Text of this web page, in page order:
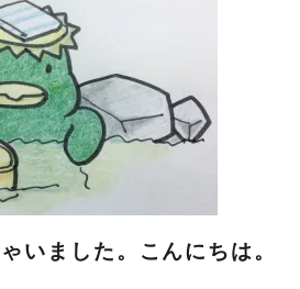
いました。こんにちは。